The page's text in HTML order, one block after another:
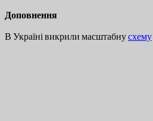
Доповнення
В Україні викрили масштабнусхему